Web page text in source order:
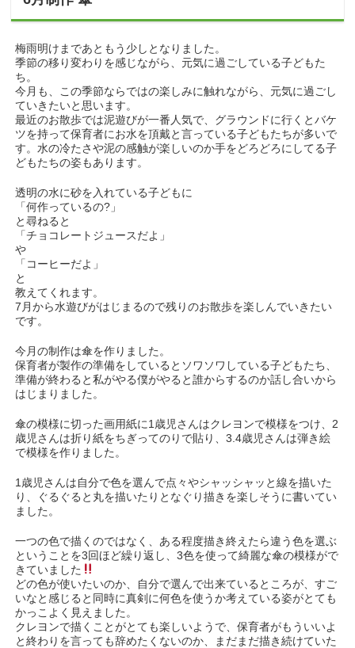
梅雨明けまであともう少しとなりました。
季節の移り変わりを感じながら、元気に過ごしている子どもた
ち。
今月も、この季節ならではの楽しみに触れながら、元気に過ごし
ていきたいと思います。
最近のお散歩では泥遊びが一番人気で、グラウンドに行くとバケ
ツを持って保育者にお水を頂戴と言っている子どもたちが多いで
す。水の冷たさや泥の感触が楽しいのか手をどろどろにしてる子
どもたちの姿もあります。
透明の水に砂を入れている子どもに
「何作っているの?」
と尋ねると
「チョコレートジュースだよ」
や
「コーヒーだよ」
と
教えてくれます。
7月から水遊びがはじまるので残りのお散歩を楽しんでいきたい
です。
今月の制作は傘を作りました。
保育者が製作の準備をしているとソワソワしている子どもたち、
準備が終わると私がやる僕がやると誰からするのか話し合いから
はじまりました。
︎傘の模様に切った画用紙に1歳児さんはクレヨンで模様をつけ、2
歳児さんは折り紙をちぎってのりで貼り、3.4歳児さんは弾き絵
で模様を作りました。
1歳児さんは自分で色を選んで点々やシャッシャッと線を描いた
り、ぐるぐると丸を描いたりとなぐり描きを楽しそうに書いてい
ました。
一つの色で描くのではなく、ある程度描き終えたら違う色を選ぶ
ということを3回ほど繰り返し、3色を使って綺麗な傘の模様がで
きていました
どの色が使いたいのか、自分で選んで出来ているところが、すご
いなと感じると同時に真剣に何色を使うか考えている姿がとても
かっこよく見えました。︎
クレヨンで描くことがとても楽しいようで、保育者がもういいよ
と終わりを言っても辞めたくないのか、まだまだ描き続けていた